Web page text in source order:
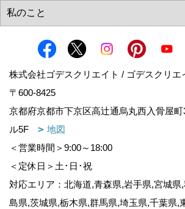
株式会社ゴデスクリエイト / ゴデスクリエ
〒600-8425
京都府京都市下京区高辻通烏丸西入骨屋
ル5F
地図
＜営業時間＞9:00～18:00
＜定休日＞土･日･祝
対応エリア：北海道,青森県,岩手県,宮城県
島県,茨城県,栃木県,群馬県,埼玉県,千葉県,